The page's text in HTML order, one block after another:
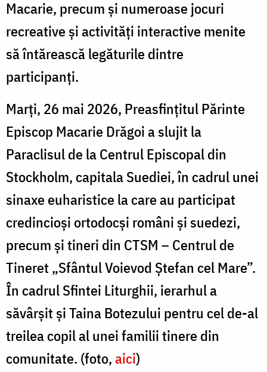
Macarie, precum și numeroase jocuri
recreative și activități interactive menite
să întărească legăturile dintre
participanți.
Marți, 26 mai 2026, Preasfințitul Părinte
Episcop Macarie Drăgoi a slujit la
Paraclisul de la Centrul Episcopal din
Stockholm, capitala Suediei, în cadrul unei
sinaxe euharistice la care au participat
credincioși ortodocși români și suedezi,
precum și tineri din CTSM – Centrul de
Tineret „Sfântul Voievod Ștefan cel Mare”.
În cadrul Sfintei Liturghii, ierarhul a
săvârșit și Taina Botezului pentru cel de-al
treilea copil al unei familii tinere din
comunitate. (foto,aici)